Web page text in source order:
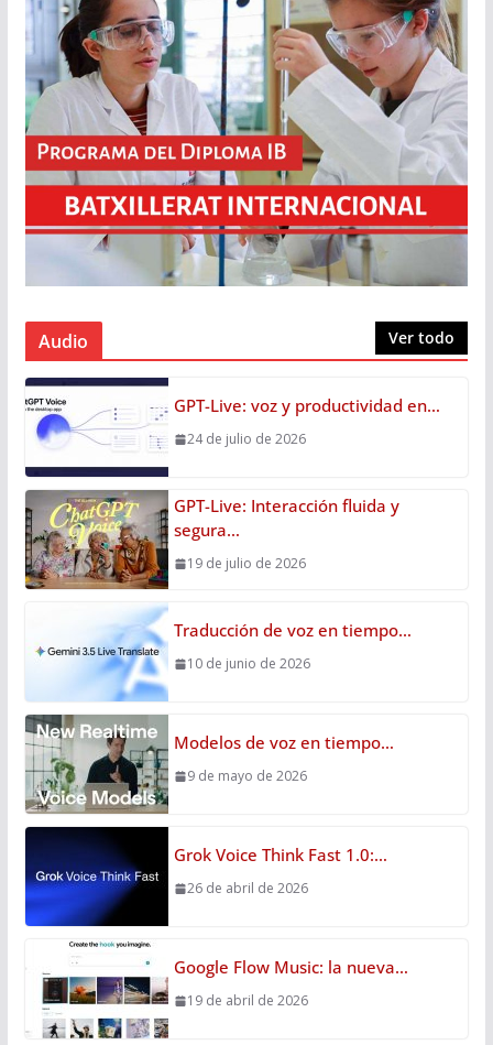
Audio Ver todo
GPT-Live: voz y productividad en…
24 de julio de 2026
GPT-Live: Interacción fluida y
segura…
19 de julio de 2026
Traducción de voz en tiempo…
10 de junio de 2026
Modelos de voz en tiempo…
9 de mayo de 2026
Grok Voice Think Fast 1.0:…
26 de abril de 2026
Google Flow Music: la nueva…
19 de abril de 2026